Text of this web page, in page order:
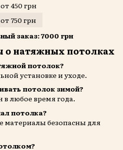
от 450 грн
от 750 грн
заказ: 7000 грн
о натяжных потолках
потолок?
установке и уходе.
потолок зимой?
любое время года.
потолка?
безопасны для